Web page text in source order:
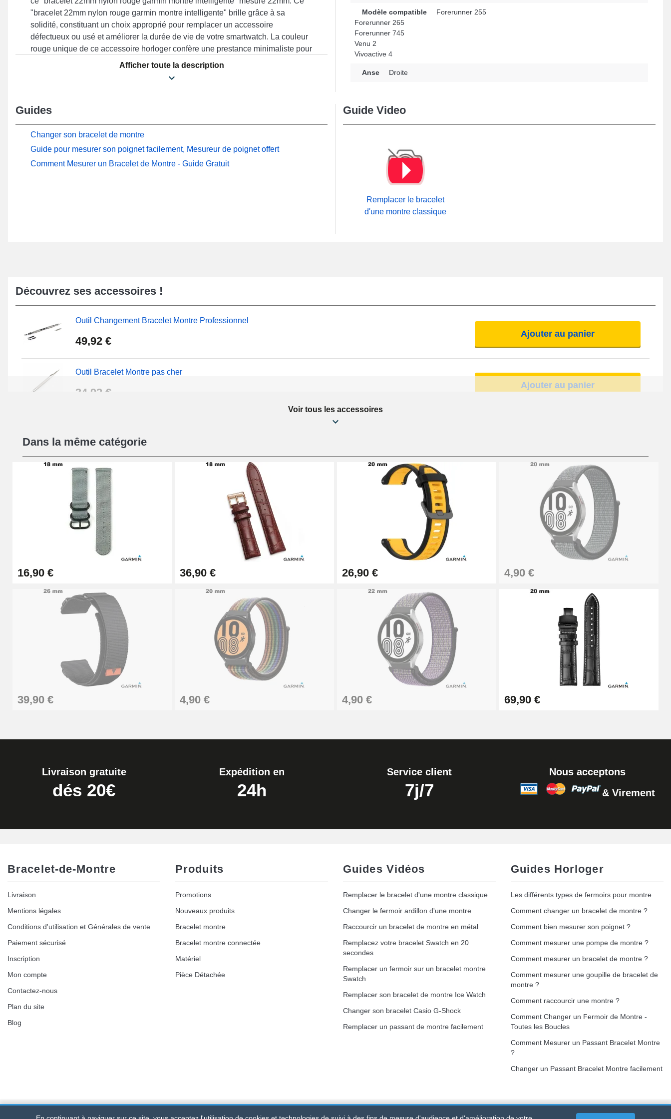
"bracelet 22mm nylon rouge garmin montre intelligente" brille grâce à sa
solidité, constituant un choix approprié pour remplacer un accessoire
défectueux ou usé et améliorer la durée de vie de votre smartwatch. La couleur
rouge unique de ce accessoire horloger confère une prestance minimaliste pour
toutes les occasions. Réalisé afin d'offrir une compatibilité optimale sur les
adaptabilité, cet article Garmin permet une connexion harmonieuse avec de
agréable.
Afficher toute la description
Modèle compatible
Forerunner 255
Forerunner 265
Forerunner 745
Venu 2
Vivoactive 4
Anse Droite
Guides
Changer son bracelet de montre
Guide pour mesurer son poignet facilement, Mesureur de poignet offert
Comment Mesurer un Bracelet de Montre - Guide Gratuit
Guide Video
Remplacer le bracelet
d'une montre classique
Découvrez ses accessoires !
Outil Changement Bracelet Montre Professionnel
49,92 €
Ajouter au panier
Outil Bracelet Montre pas cher
34,92 €
Ajouter au panier
16,90 €
Pied à Coulisse Numérique
9,90 €
Ajouter au panier
Kit Horlogerie Débutant
26,90 €
Ajouter au panier
Boîte Pompe Bracelet Montre - Diamètre 1,50 mm - 8 à 25 mm
14,08 €
Ajouter au panier
Boîte Pompe pour Bracelet Montre - Diamètre 1,80 mm - 8 à 25 mm
19,90 €
Ajouter au panier
Extracteur de Bracelet de Montre Facile
Ajouter au panier
Voir tous les accessoires
Dans la même catégorie
16,90 € 36,90 € 26,90 € 4,90 €
39,90 € 4,90 € 4,90 € 69,90 €
Livraison gratuite
dés 20€
Expédition en
24h
Service client
7j/7
Nous acceptons
& Virement
Bracelet-de-Montre
Livraison
Mentions légales
Conditions d'utilisation et Générales de vente
Paiement sécurisé
Inscription
Mon compte
Contactez-nous
Plan du site
Blog
Produits
Promotions
Nouveaux produits
Bracelet montre
Bracelet montre connectée
Matériel
Pièce Détachée
Guides Vidéos
Remplacer le bracelet d'une montre classique
Changer le fermoir ardillon d'une montre
Raccourcir un bracelet de montre en métal
Remplacez votre bracelet Swatch en 20
secondes
Remplacer un fermoir sur un bracelet montre
Swatch
Remplacer son bracelet de montre Ice Watch
Changer son bracelet Casio G-Shock
Remplacer un passant de montre facilement
Guides Horloger
Les différents types de fermoirs pour montre
Comment changer un bracelet de montre ?
Comment bien mesurer son poignet ?
Comment mesurer une pompe de montre ?
Comment mesurer un bracelet de montre ?
Comment mesurer une goupille de bracelet de
montre ?
Comment raccourcir une montre ?
Comment Changer un Fermoir de Montre -
Toutes les Boucles
Comment Mesurer un Passant Bracelet Montre
?
Changer un Passant Bracelet Montre facilement